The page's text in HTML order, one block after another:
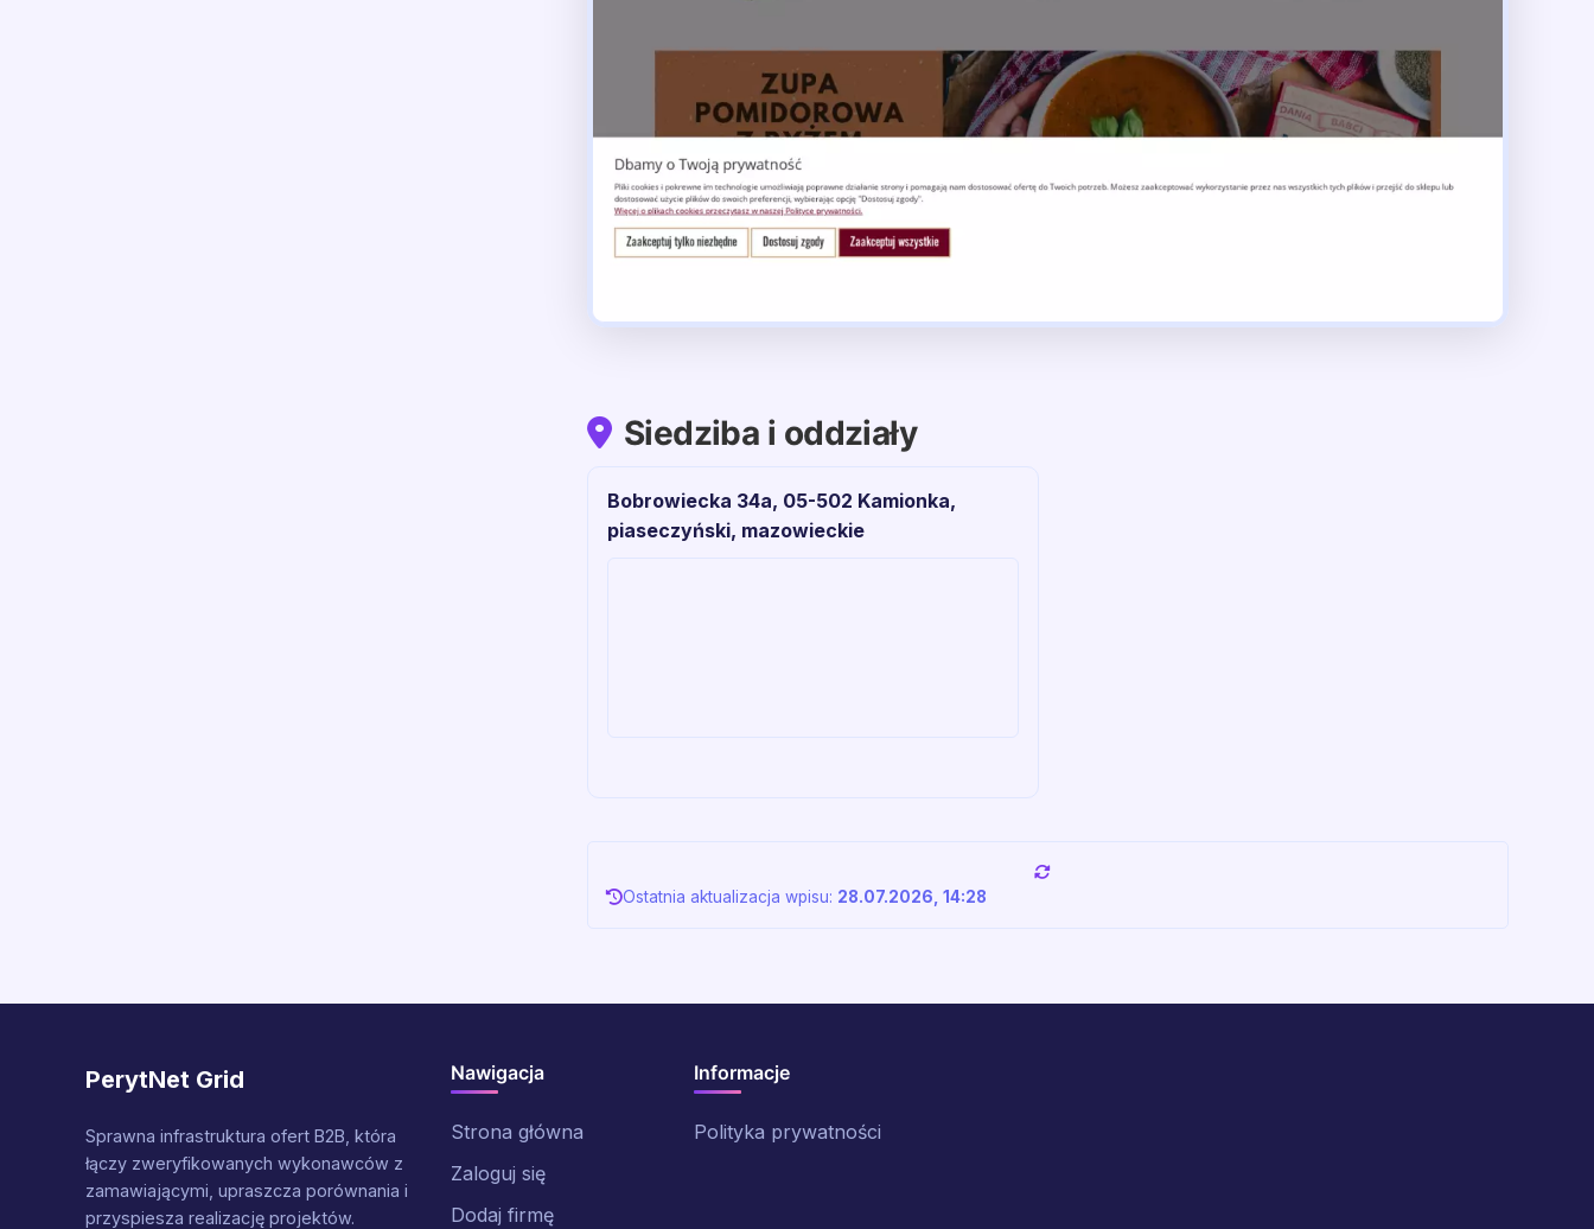
Siedziba i oddziały
Bobrowiecka 34a, 05-502 Kamionka,
piaseczyński, mazowieckie
Ostatnia aktualizacja wpisu: 28.07.2026, 14:28
PerytNet Grid
Sprawna infrastruktura ofert B2B, która
łączy zweryfikowanych wykonawców z
zamawiającymi, upraszcza porównania i
przyspiesza realizację projektów.
Nawigacja
Strona główna
Zaloguj się
Dodaj firmę
Informacje
Polityka prywatności